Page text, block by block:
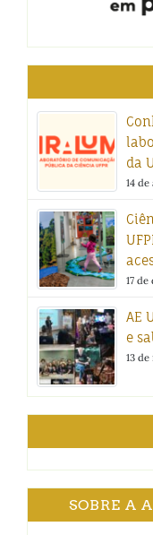
da
14
17
AE
e
13
SOBRE A